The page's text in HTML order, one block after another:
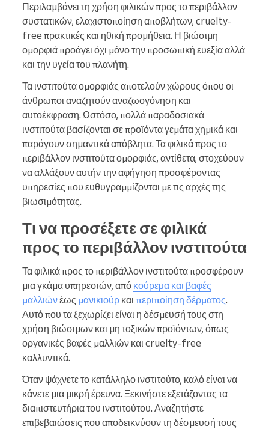
Περιλαμβάνει τη χρήση φιλικών προς το περιβάλλον
συστατικών, ελαχιστοποίηση αποβλήτων, cruelty-
free πρακτικές και ηθική προμήθεια. Η βιώσιμη
ομορφιά προάγει όχι μόνο την προσωπική ευεξία αλλά
και την υγεία του πλανήτη.
Τα ινστιτούτα ομορφιάς αποτελούν χώρους όπου οι
άνθρωποι αναζητούν αναζωογόνηση και
αυτοέκφραση. Ωστόσο, πολλά παραδοσιακά
ινστιτούτα βασίζονται σε προϊόντα γεμάτα χημικά και
παράγουν σημαντικά απόβλητα. Τα φιλικά προς το
περιβάλλον ινστιτούτα ομορφιάς, αντίθετα, στοχεύουν
να αλλάξουν αυτήν την αφήγηση προσφέροντας
υπηρεσίες που ευθυγραμμίζονται με τις αρχές της
βιωσιμότητας.
Τι να προσέξετε σε φιλικά
προς το περιβάλλον ινστιτούτα
Τα φιλικά προς το περιβάλλον ινστιτούτα προσφέρουν
μια γκάμα υπηρεσιών, από κούρεμα και βαφές
μαλλιώνέως μανικιούρ και περιποίηση δέρματος.
Αυτό που τα ξεχωρίζει είναι η δέσμευσή τους στη
χρήση βιώσιμων και μη τοξικών προϊόντων, όπως
οργανικές βαφές μαλλιών και cruelty-free
καλλυντικά.
Όταν ψάχνετε το κατάλληλο ινστιτούτο, καλό είναι να
κάνετε μια μικρή έρευνα. Ξεκινήστε εξετάζοντας τα
διαπιστευτήρια του ινστιτούτου. Αναζητήστε
επιβεβαιώσεις που αποδεικνύουν τη δέσμευσή τους